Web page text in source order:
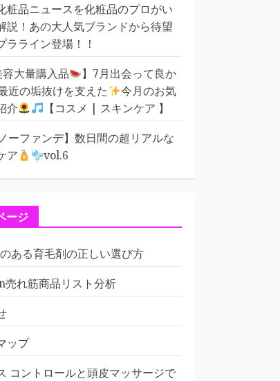
粧品ニュースを化粧品のプロがい
説！あの大人気ブランドから待望
ラライン登場！！
容大量購入品
】7月出会って良か
近の垢抜けを支えた
今月のお気
介
【コスメ | スキンケア 】
ーファンデ】数日間の超リアルな
ア
vol.6
ージ
ある育毛剤の正しい選び方
売れ筋商品リスト分析
ップ
コントロールと頭皮マッサージで